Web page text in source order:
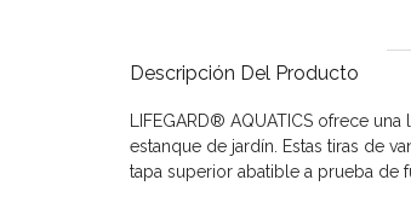
Descripción Del Producto
LIFEGARD® AQUATICS ofrece
estanque de jardín. Estas tiras de
tapa superior abatible a prueba de